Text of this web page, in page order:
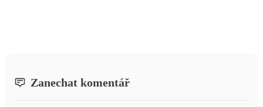
Zanechat komentář